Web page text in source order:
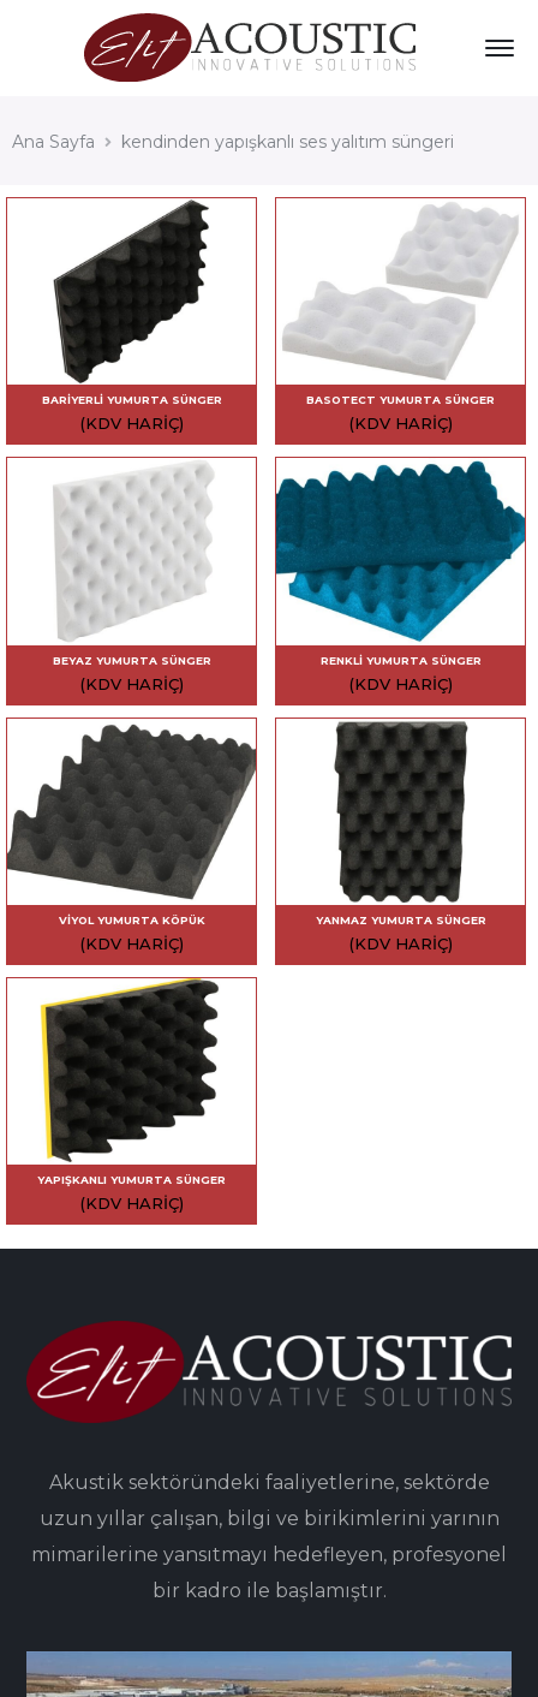
Ana Sayfa kendinden yapışkanlı ses yalıtım süngeri
BARIYERLI YUMURTA SÜNGER
(KDV HARIÇ)
BASOTECT YUMURTA SÜNGER
(KDV HARIÇ)
BEYAZ YUMURTA SÜNGER
(KDV HARIÇ)
RENKLI YUMURTA SÜNGER
(KDV HARIÇ)
VIYOL YUMURTA KÖPÜK
(KDV HARIÇ)
YANMAZ YUMURTA SÜNGER
(KDV HARIÇ)
YAPIŞKANLI YUMURTA SÜNGER
(KDV HARIÇ)
Akustik sektöründeki faaliyetlerine, sektörde
uzun yıllar çalışan, bilgi ve birikimlerini yarının
mimarilerine yansıtmayı hedefleyen, profesyonel
bir kadro ile başlamıştır.